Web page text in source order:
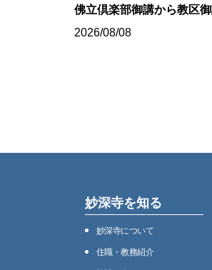
佛立倶楽部御講から教区
2026/08/08
妙深寺を知る
妙深寺について
住職・教務紹介